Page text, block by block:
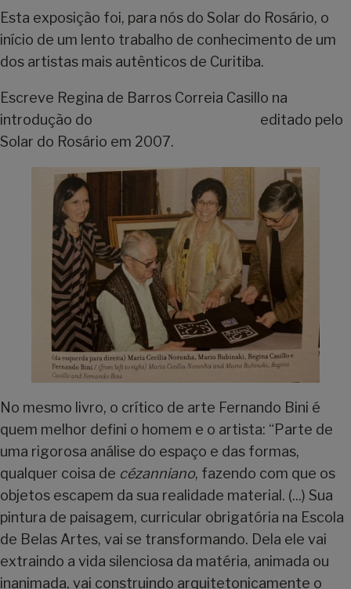
Esta exposição foi, para nós do Solar do Rosário, o
início de um lento trabalho de conhecimento de um
dos artistas mais autênticos de Curitiba.
Escreve Regina de Barros Correia Casillo na
introdução do
editado pelo
Solar do Rosário em 2007.
No mesmo livro, o crítico de arte Fernando Bini é
quem melhor defini o homem e o artista: “Parte de
uma rigorosa análise do espaço e das formas,
qualquer coisa de cézanniano, fazendo com que os
objetos escapem da sua realidade material. (...) Sua
pintura de paisagem, curricular obrigatória na Escola
de Belas Artes, vai se transformando. Dela ele vai
extraindo a vida silenciosa da matéria, animada ou
inanimada, vai construindo arquitetonicamente o